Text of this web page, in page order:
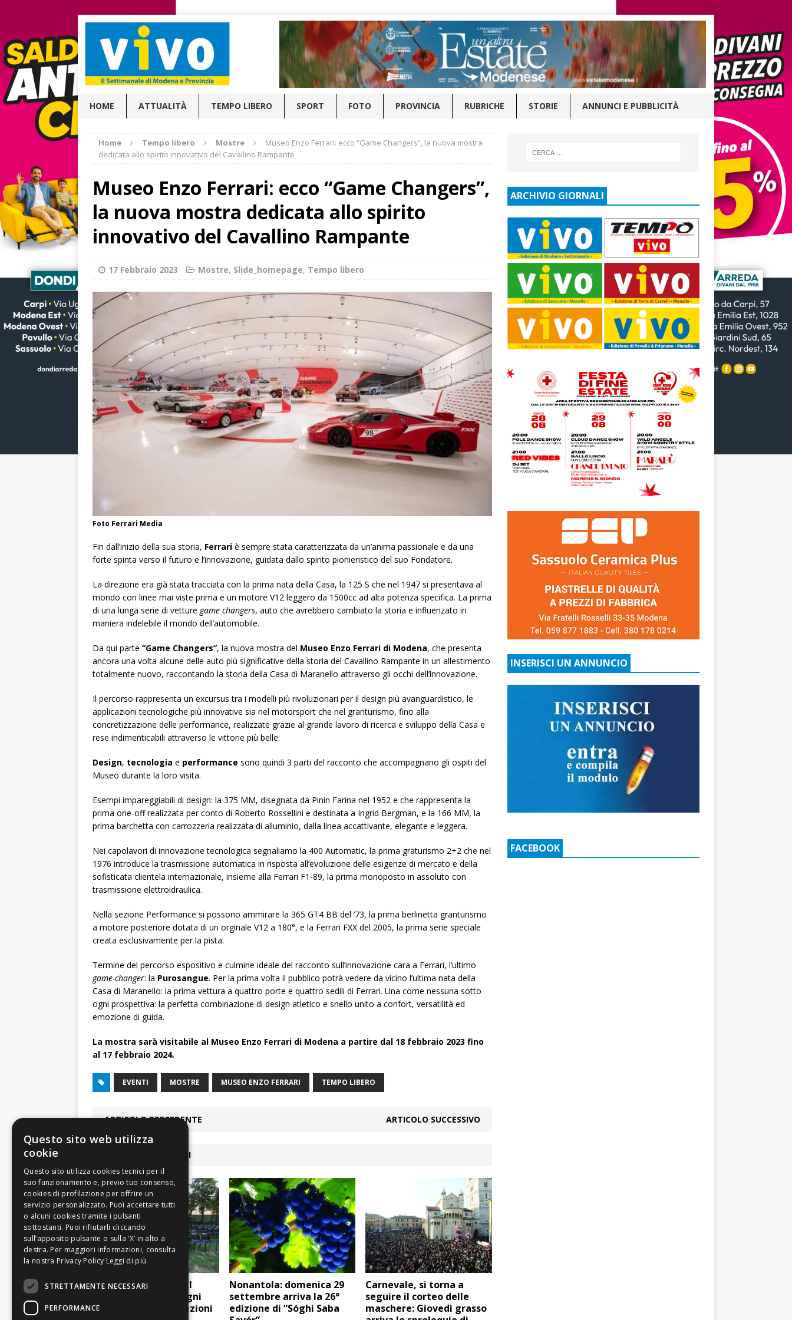
HOME ATTUALITÀ TEMPO LIBERO SPORT FOTO PROVINCIA RUBRICHE STORIE ANNUNCI E PUBBLICITÀ
Home Tempo libero Mostre
Museo Enzo Ferrari: ecco “Game Changers”, la nuova mostra
dedicata allo spirito innovativo del Cavallino Rampante
Museo Enzo Ferrari: ecco “Game Changers”,
la nuova mostra dedicata allo spirito
innovativo del Cavallino Rampante
17 Febbraio 2023 Mostre, Slide_homepage, Tempo libero
Foto Ferrari Media
Fin dall’inizio della sua storia, Ferrari è sempre stata caratterizzata da un’anima passionale e da una
forte spinta verso il futuro e l’innovazione, guidata dallo spirito pionieristico del suo Fondatore.
La direzione era già stata tracciata con la prima nata della Casa, la 125 S che nel 1947 si presentava al
mondo con linee mai viste prima e un motore V12 leggero da 1500cc ad alta potenza specifica. La prima
di una lunga serie di vetture game changers, auto che avrebbero cambiato la storia e influenzato in
maniera indelebile il mondo dell’automobile.
Da qui parte “Game Changers”, la nuova mostra del Museo Enzo Ferrari di Modena, che presenta
ancora una volta alcune delle auto più significative della storia del Cavallino Rampante in un allestimento
totalmente nuovo, raccontando la storia della Casa di Maranello attraverso gli occhi dell’innovazione.
Il percorso rappresenta un excursus tra i modelli più rivoluzionari per il design più avanguardistico, le
applicazioni tecnologiche più innovative sia nel motorsport che nel granturismo, fino alla
concretizzazione delle performance, realizzate grazie al grande lavoro di ricerca e sviluppo della Casa e
rese indimenticabili attraverso le vittorie più belle.
Design, tecnologia e performance sono quindi 3 parti del racconto che accompagnano gli ospiti del
Museo durante la loro visita.
Esempi impareggiabili di design: la 375 MM, disegnata da Pinin Farina nel 1952 e che rappresenta la
prima one-off realizzata per conto di Roberto Rossellini e destinata a Ingrid Bergman, e la 166 MM, la
prima barchetta con carrozzeria realizzata di alluminio, dalla linea accattivante, elegante e leggera.
Nei capolavori di innovazione tecnologica segnaliamo la 400 Automatic, la prima graturismo 2+2 che nel
1976 introduce la trasmissione automatica in risposta all’evoluzione delle esigenze di mercato e della
sofisticata clientela internazionale, insieme alla Ferrari F1-89, la prima monoposto in assoluto con
trasmissione elettroidraulica.
Nella sezione Performance si possono ammirare la 365 GT4 BB del ‘73, la prima berlinetta granturismo
a motore posteriore dotata di un orginale V12 a 180°, e la Ferrari FXX del 2005, la prima serie speciale
creata esclusivamente per la pista.
Termine del percorso espositivo e culmine ideale del racconto sull’innovazione cara a Ferrari, l’ultimo
game-changer: la Purosangue. Per la prima volta il pubblico potrà vedere da vicino l’ultima nata della
Casa di Maranello: la prima vettura a quattro porte e quattro sedili di Ferrari. Una come nessuna sotto
ogni prospettiva: la perfetta combinazione di design atletico e snello unito a confort, versatilità ed
emozione di guida.
La mostra sarà visitabile al Museo Enzo Ferrari di Modena a partire dal 18 febbraio 2023 fino
al 17 febbraio 2024.
EVENTI MOSTRE MUSEO ENZO FERRARI TEMPO LIBERO
ARTICOLO PRECEDENTE ARTICOLO SUCCESSIVO
ARTICOLI COLLEGATI
Castelnuovo, torna il
cinema all’aperto: ogni
lunedì di luglio proiezioni
Nonantola: domenica 29
settembre arriva la 26°
edizione di “Sóghi Saba
Carnevale, si torna a
seguire il corteo delle
maschere: Giovedì grasso
ARCHIVIO GIORNALI
INSERISCI UN ANNUNCIO
FACEBOOK
Questo sito web utilizza
cookie
Leggi di più
STRETTAMENTE NECESSARI
PERFORMANCE